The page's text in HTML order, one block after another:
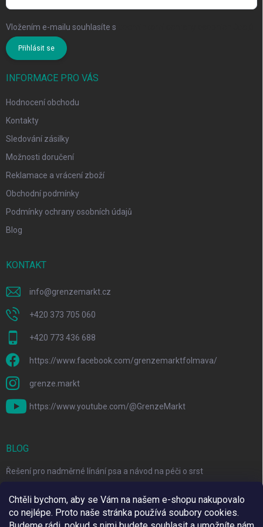
Chtěli bychom, aby se Vám na našem e-shopu nakupovalo
co nejlépe. Proto naše stránka používá soubory cookies.
Vložením e-mailu souhlasíte s
Přihlásit se
INFORMACE PRO VÁS
Hodnocení obchodu
Kontakty
Sledování zásilky
Možnosti doručení
Reklamace a vrácení zboží
Obchodní podmínky
Podmínky ochrany osobních údajů
Blog
KONTAKT
info@grenzemarkt.cz
+420 373 705 060
+420 773 436 688
https://www.facebook.com/grenzemarktfolmava/
grenze.markt
https://www.youtube.com/@GrenzeMarkt
BLOG
Řešení pro nadměrné línání psa a návod na péči o srst
Top 6 značek pro domácí mazlíčky za skvělé ceny